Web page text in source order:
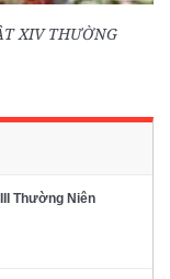
XIV THƯỜNG
Thường Niên